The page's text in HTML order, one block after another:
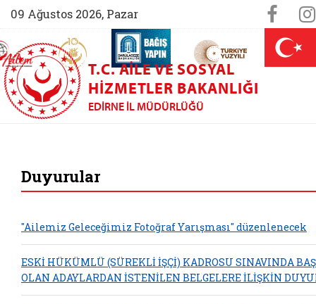
09 Ağustos 2026, Pazar
(yeni sekmede açılır)
AİLEM İletişim Merkezi (yeni sekmede açılır)
Aile ve Nüfus On Yılı (yeni sekmede açılır)
Darülaceze bağış sayfası (yeni
T.C. AILE VE SOSYAL
HIZMETLER BAKANLIĞI
EDIRNE İL MÜDÜRLÜĞÜ
Duyurular
"Ailemiz Geleceğimiz Fotoğraf Yarışması" düzenlenecek
ESKİ HÜKÜMLÜ (SÜREKLİ İŞÇİ) KADROSU SINAVINDA
OLAN ADAYLARDAN İSTENİLEN BELGELERE İLİŞKİN